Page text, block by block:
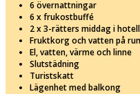
6 övernattningar
6 x frukostbuffé
2 x 3-rätters middag i
Fruktkorg och vatten på
El, vatten, värme och linne
Slutstädning
Turistskatt
Lägenhet med balkong